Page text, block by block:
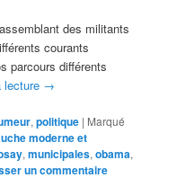
des militants
courants
parcours différents
lecture →
,politique | Marqué
moderne et
,municipales,obama,
un commentaire